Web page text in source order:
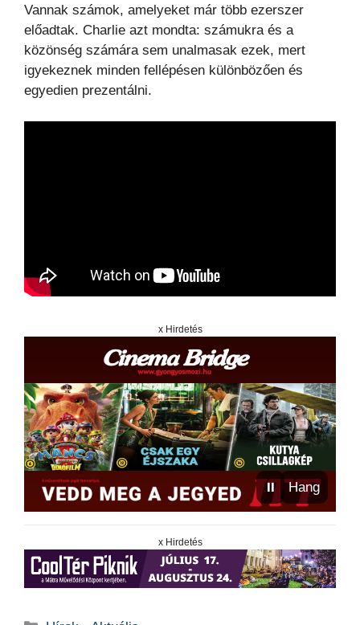
Vannak számok, amelyeket már több ezerszer
előadtak. Charlie azt mondta: számukra és a
közönség számára sem unalmasak ezek, mert
igyekeznek minden fellépésen különbözően és
egyedien prezentálni.
x Hirdetés
⏸ Hang
x Hirdetés